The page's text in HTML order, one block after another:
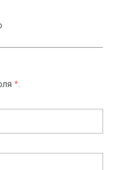
*.